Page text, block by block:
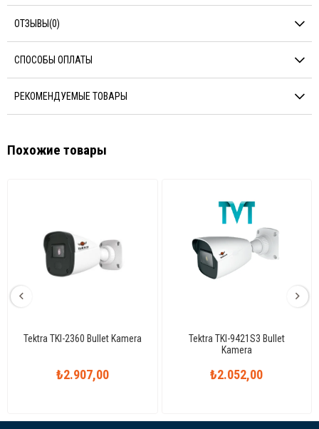
ОТЗЫВЫ(0)
СПОСОБЫ ОПЛАТЫ
РЕКОМЕНДУЕМЫЕ ТОВАРЫ
Похожие товары
Tektra TKI-2360 Bullet Kamera
₺2.907,00
Tektra TKI-9421S3 Bullet
Kamera
₺2.052,00